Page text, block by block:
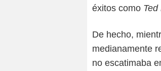
éxitos como Ted
De hecho,
medianamente
no escatimaba